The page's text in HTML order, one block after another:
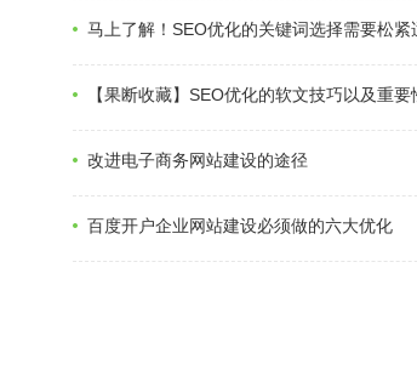
马上了解！SEO优化的关键词选择需要松紧
【果断收藏】SEO优化的软文技巧以及重要
改进电子商务网站建设的途径
百度开户企业网站建设必须做的六大优化